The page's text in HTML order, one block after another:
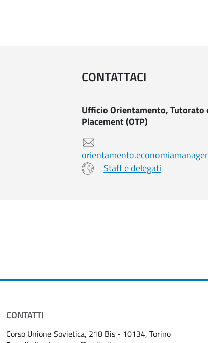
CONTATTACI
Ufficio Orientamento, Tutorato
Placement (OTP)
Staff e delegati
CONTATTI
Corso Unione Sovietica, 218 Bis - 10134, Torino